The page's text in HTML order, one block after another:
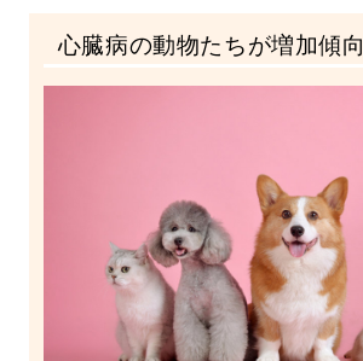
心臓病の動物たちが増加傾向